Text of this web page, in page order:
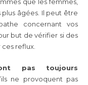
âgées. Il peut être
concernant vos
but de vérifier si des
reflux.
pas toujours
ne provoquent pas